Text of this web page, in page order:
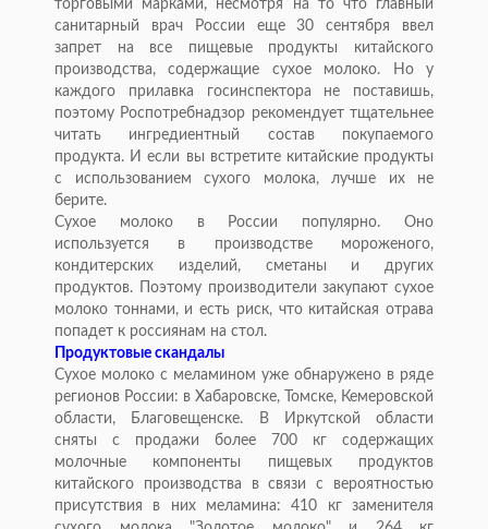
торговыми марками, несмотря на то что главный
санитарный врач России еще 30 сентября ввел
запрет на все пищевые продукты китайского
производства, содержащие сухое молоко. Но у
каждого прилавка госинспектора не поставишь,
поэтому Роспотребнадзор рекомендует тщательнее
читать ингредиентный состав покупаемого
продукта. И если вы встретите китайские продукты
с использованием сухого молока, лучше их не
берите.
Сухое молоко в России популярно. Оно
используется в производстве мороженого,
кондитерских изделий, сметаны и других
продуктов. Поэтому производители закупают сухое
молоко тоннами, и есть риск, что китайская отрава
попадет к россиянам на стол.
Продуктовые скандалы
Сухое молоко с меламином уже обнаружено в ряде
регионов России: в Хабаровске, Томске, Кемеровской
области, Благовещенске. В Иркутской области
сняты с продажи более 700 кг содержащих
молочные компоненты пищевых продуктов
китайского производства в связи с вероятностью
присутствия в них меламина: 410 кг заменителя